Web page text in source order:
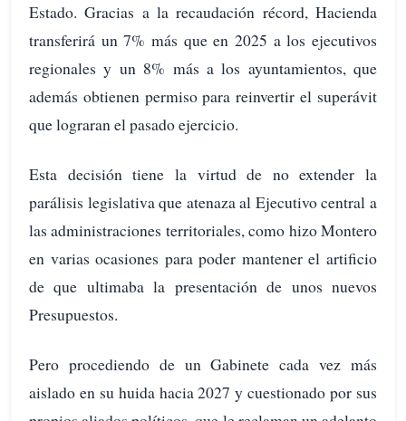
Estado. Gracias a la recaudación récord, Hacienda
transferirá un 7% más que en 2025 a los ejecutivos
regionales y un 8% más a los ayuntamientos, que
además obtienen permiso para reinvertir el superávit
que lograran el pasado ejercicio.
Esta decisión tiene la virtud de no extender la
parálisis legislativa que atenaza al Ejecutivo central a
las administraciones territoriales, como hizo Montero
en varias ocasiones para poder mantener el artificio
de que ultimaba la presentación de unos nuevos
Presupuestos.
Pero procediendo de un Gabinete cada vez más
aislado en su huida hacia 2027 y cuestionado por sus